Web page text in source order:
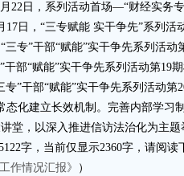
22日，系列活动首场—“财经实务
17日，“三专赋能 实干争先”系列活
专”干部“赋能”实干争先系列活动
干部“赋能”实干争先系列活动第19
专”干部“赋能”实干争先系列活动第
化建立长效机制。完善内部学习
堂，以深入推进信访法治化为主
字，当前仅显示2360字，请阅读
作情况汇报》
）